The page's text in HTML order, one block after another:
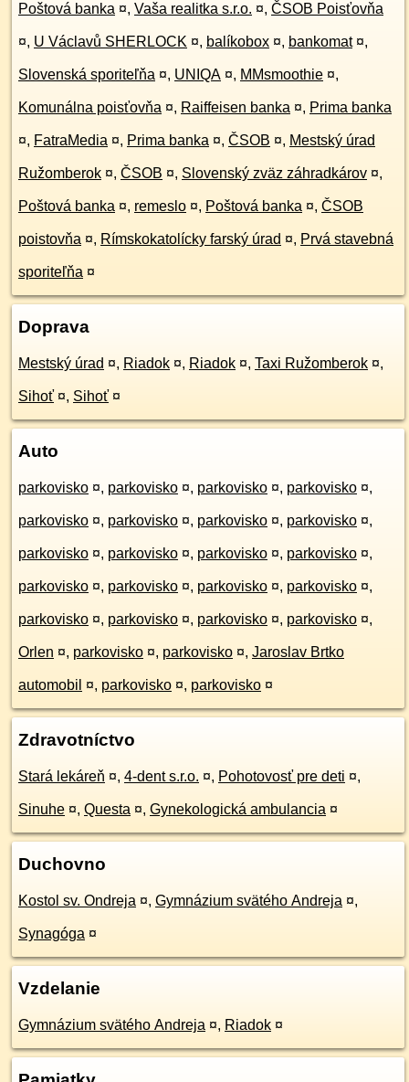
Poštová banka ¤, Vaša realitka s.r.o. ¤, ČSOB Poisťovňa
¤, U Václavů SHERLOCK ¤, balíkobox ¤, bankomat ¤,
Slovenská sporiteľňa ¤, UNIQA ¤, MMsmoothie ¤,
Komunálna poisťovňa ¤, Raiffeisen banka ¤, Prima banka
¤, FatraMedia ¤, Prima banka ¤, ČSOB ¤, Mestský úrad
Ružomberok ¤, ČSOB ¤, Slovenský zväz záhradkárov ¤,
Poštová banka ¤, remeslo ¤, Poštová banka ¤, ČSOB
poistovňa ¤, Rímskokatolícky farský úrad ¤, Prvá stavebná
sporiteľňa ¤
Doprava
Mestský úrad ¤, Riadok ¤, Riadok ¤, Taxi Ružomberok ¤,
Sihoť ¤, Sihoť ¤
Auto
parkovisko ¤, parkovisko ¤, parkovisko ¤, parkovisko ¤,
parkovisko ¤, parkovisko ¤, parkovisko ¤, parkovisko ¤,
parkovisko ¤, parkovisko ¤, parkovisko ¤, parkovisko ¤,
parkovisko ¤, parkovisko ¤, parkovisko ¤, parkovisko ¤,
parkovisko ¤, parkovisko ¤, parkovisko ¤, parkovisko ¤,
Orlen ¤, parkovisko ¤, parkovisko ¤, Jaroslav Brtko
automobil ¤, parkovisko ¤, parkovisko ¤
Zdravotníctvo
Stará lekáreň ¤, 4-dent s.r.o. ¤, Pohotovosť pre deti ¤,
Sinuhe ¤, Questa ¤, Gynekologická ambulancia ¤
Duchovno
Kostol sv. Ondreja ¤, Gymnázium svätého Andreja ¤,
Synagóga ¤
Vzdelanie
Gymnázium svätého Andreja ¤, Riadok ¤